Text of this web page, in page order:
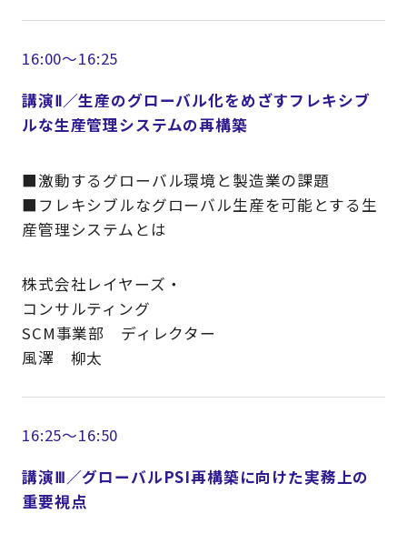
16:00～16:25
講演Ⅱ／生産のグローバル化をめざすフレキシブ
ルな生産管理システムの再構築
■激動するグローバル環境と製造業の課題
■フレキシブルなグローバル生産を可能とする生
産管理システムとは
株式会社レイヤーズ・
コンサルティング
SCM事業部 ディレクター
風澤 柳太
16:25～16:50
講演Ⅲ／グローバルPSI再構築に向けた実務上の
重要視点